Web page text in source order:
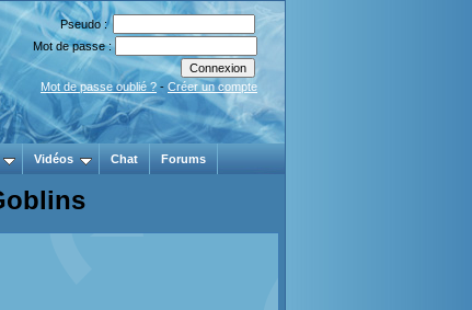
Pseudo :
Mot de passe :
Mot de passe oublié ? - Créer un compte
Vidéos Chat Forums